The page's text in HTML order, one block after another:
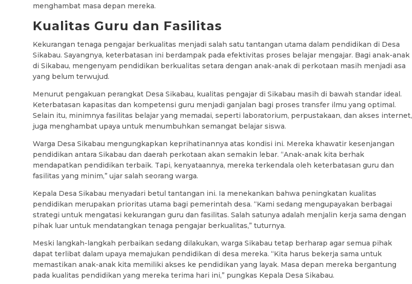
menghambat masa depan mereka.
Kualitas Guru dan Fasilitas
Kekurangan tenaga pengajar berkualitas menjadi salah satu tantangan utama dalam pendidikan di Desa
Sikabau. Sayangnya, keterbatasan ini berdampak pada efektivitas proses belajar mengajar. Bagi anak-anak
di Sikabau, mengenyam pendidikan berkualitas setara dengan anak-anak di perkotaan masih menjadi asa
yang belum terwujud.
Menurut pengakuan perangkat Desa Sikabau, kualitas pengajar di Sikabau masih di bawah standar ideal.
Keterbatasan kapasitas dan kompetensi guru menjadi ganjalan bagi proses transfer ilmu yang optimal.
Selain itu, minimnya fasilitas belajar yang memadai, seperti laboratorium, perpustakaan, dan akses internet,
juga menghambat upaya untuk menumbuhkan semangat belajar siswa.
Warga Desa Sikabau mengungkapkan keprihatinannya atas kondisi ini. Mereka khawatir kesenjangan
pendidikan antara Sikabau dan daerah perkotaan akan semakin lebar. “Anak-anak kita berhak
mendapatkan pendidikan terbaik. Tapi, kenyataannya, mereka terkendala oleh keterbatasan guru dan
fasilitas yang minim,” ujar salah seorang warga.
Kepala Desa Sikabau menyadari betul tantangan ini. Ia menekankan bahwa peningkatan kualitas
pendidikan merupakan prioritas utama bagi pemerintah desa. “Kami sedang mengupayakan berbagai
strategi untuk mengatasi kekurangan guru dan fasilitas. Salah satunya adalah menjalin kerja sama dengan
pihak luar untuk mendatangkan tenaga pengajar berkualitas,” tuturnya.
Meski langkah-langkah perbaikan sedang dilakukan, warga Sikabau tetap berharap agar semua pihak
dapat terlibat dalam upaya memajukan pendidikan di desa mereka. “Kita harus bekerja sama untuk
memastikan anak-anak kita memiliki akses ke pendidikan yang layak. Masa depan mereka bergantung
pada kualitas pendidikan yang mereka terima hari ini,” pungkas Kepala Desa Sikabau.